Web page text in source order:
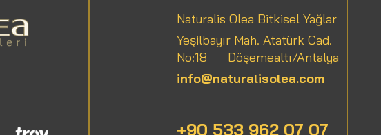
Naturalis Olea Bitkisel Yağlar
Yeşilbayır Mah. Atatürk Cad.
No:18 Döşemealtı/Antalya
info@naturalisolea.com
+90 533 962 07 07